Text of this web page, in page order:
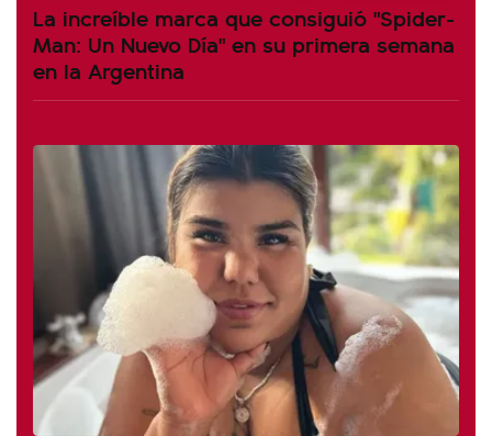
La increíble marca que consiguió "Spider-
Man: Un Nuevo Día" en su primera semana
en la Argentina